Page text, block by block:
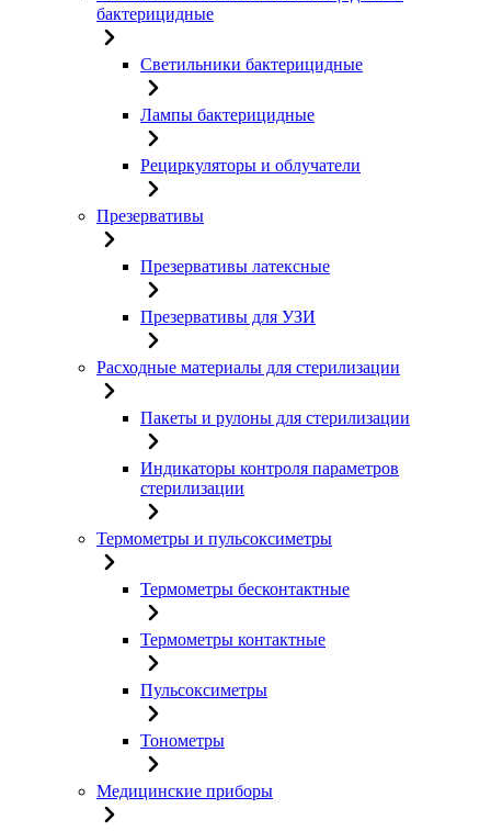
бактерицидные
Светильники бактерицидные
Лампы бактерицидные
Рециркуляторы и облучатели
Презервативы
Презервативы латексные
Презервативы для УЗИ
Расходные материалы для стерилизации
Пакеты и рулоны для стерилизации
Индикаторы контроля параметров
стерилизации
Термометры и пульсоксиметры
Термометры бесконтактные
Термометры контактные
Пульсоксиметры
Тонометры
Медицинские приборы